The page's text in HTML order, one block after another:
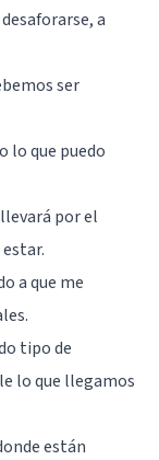
a
ser
lo que puedo
por el
a que me
tipo de
lo que llegamos
están